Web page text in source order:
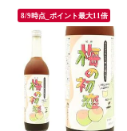
8/9時点_ポイント最大11倍